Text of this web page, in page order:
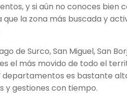
y si aún no conoces bien
la zona más buscada y
de Surco, San Miguel, San
el más movido de todo el
departamentos es bastante
y gestiones con tiempo.